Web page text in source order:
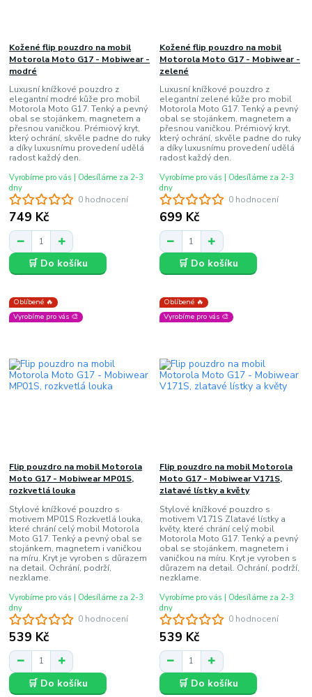
0 hodnocení
Kožené flip pouzdro na mobil
Motorola Moto G17 - Mobiwear -
modré
Luxusní knížkové pouzdro z
elegantní modré kůže pro mobil
Motorola Moto G17. Tenký a pevný
obal se stojánkem, magnetem a
přesnou vaničkou. Prémiový kryt,
který ochrání, skvěle padne do ruky
a díky luxusnímu provedení udělá
radost každý den.
749 Kč
Vyrobíme pro vás | Odesíláme za 2-3
dny
🛒 Do košíku
0 hodnocení
Kožené flip pouzdro na mobil
Motorola Moto G17 - Mobiwear -
zelené
Luxusní knížkové pouzdro z
elegantní zelené kůže pro mobil
Motorola Moto G17. Tenký a pevný
obal se stojánkem, magnetem a
přesnou vaničkou. Prémiový kryt,
který ochrání, skvěle padne do ruky
a díky luxusnímu provedení udělá
radost každý den.
699 Kč
Vyrobíme pro vás | Odesíláme za 2-3
dny
🛒 Do košíku
Oblíbené 🔥
Vyrobíme pro vás 🎨
0 hodnocení
Flip pouzdro na mobil Motorola
Moto G17 - Mobiwear MP01S,
rozkvetlá louka
Stylové knížkové pouzdro s
motivem MP01S Rozkvetlá louka,
které chrání celý mobil Motorola
Moto G17. Tenký a pevný obal se
stojánkem, magnetem i vaničkou
na míru. Kryt je vyroben s důrazem
na detail. Ochrání, podrží,
nezklame.
539 Kč
Vyrobíme pro vás | Odesíláme za 2-3
dny
🛒 Do košíku
Oblíbené 🔥
Vyrobíme pro vás 🎨
0 hodnocení
Flip pouzdro na mobil Motorola
Moto G17 - Mobiwear V171S,
zlatavé lístky a květy
Stylové knížkové pouzdro s
motivem V171S Zlatavé lístky a
květy, které chrání celý mobil
Motorola Moto G17. Tenký a pevný
obal se stojánkem, magnetem i
vaničkou na míru. Kryt je vyroben s
důrazem na detail. Ochrání, podrží,
nezklame.
539 Kč
Vyrobíme pro vás | Odesíláme za 2-3
dny
🛒 Do košíku